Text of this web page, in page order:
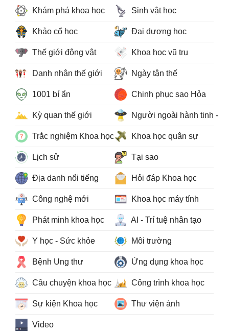
Khám phá khoa học Sinh vật học
Khảo cổ học Đại dương học
Thế giới động vật Khoa học vũ trụ
Danh nhân thế giới Ngày tận thế
1001 bí ẩn Chinh phục sao Hỏa
Kỳ quan thế giới Người ngoài hành tinh -
Trắc nghiệm Khoa học Khoa học quân sự
Lịch sử Tại sao
Địa danh nổi tiếng Hỏi đáp Khoa học
Công nghệ mới Khoa học máy tính
Phát minh khoa học AI - Trí tuệ nhân tạo
Y học - Sức khỏe Môi trường
Bệnh Ung thư Ứng dụng khoa học
Câu chuyện khoa học Công trình khoa học
Sự kiện Khoa học Thư viện ảnh
Video